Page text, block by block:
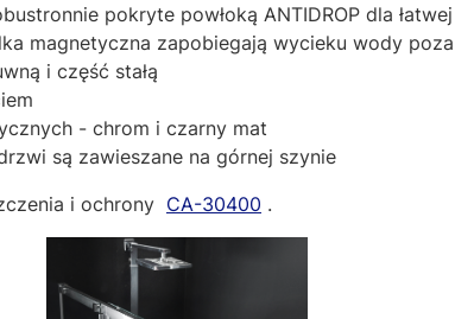
pokryte powłoką ANTIDROP dla
magnetyczna zapobiegają wycieku wody
i część stałą
- chrom i czarny mat
są zawieszane na górnej szynie
i ochrony CA-30400 .